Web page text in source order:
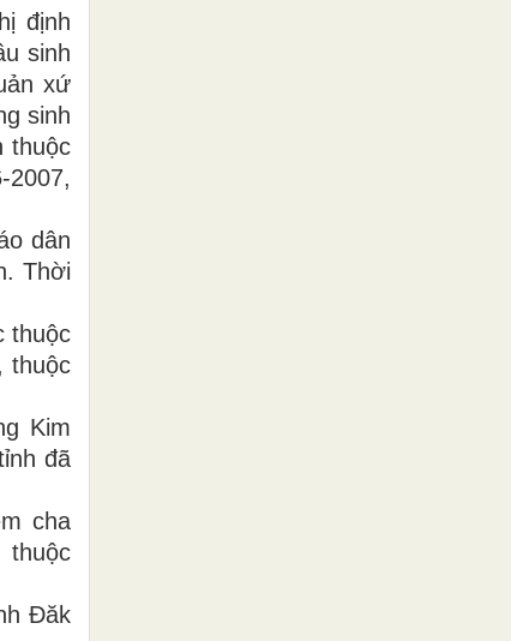
định
sinh
xứ
sinh
thuộc
2007,
dân
Thời
thuộc
thuộc
Kim
đã
cha
thuộc
Đăk